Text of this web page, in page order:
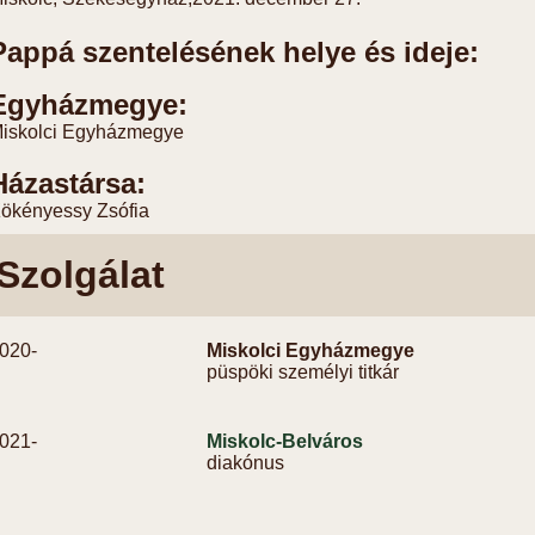
szentelésének helye és ideje:
Egyházmegye
Zsófia
Miskolci Egyházmegye
püspöki személyi titkár
Miskolc-Belváros
diakónus